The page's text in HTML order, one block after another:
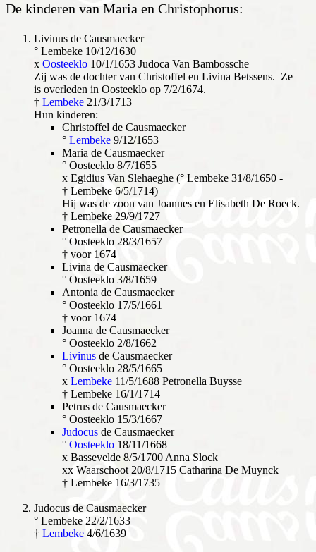
De kinderen van Maria en Christophorus:
Livinus de Causmaecker
° Lembeke 10/12/1630
x Oosteeklo 10/1/1653 Judoca Van Bambossche
Zij was de dochter van Christoffel en Livina Betssens. Ze
is overleden in Oosteeklo op 7/2/1674.
† Lembeke 21/3/1713
Hun kinderen:
Christoffel de Causmaecker
° Lembeke 9/12/1653
Maria de Causmaecker
° Oosteeklo 8/7/1655
x Egidius Van Slehaeghe (° Lembeke 31/8/1650 -
† Lembeke 6/5/1714)
Hij was de zoon van Joannes en Elisabeth De Roeck.
† Lembeke 29/9/1727
Petronella de Causmaecker
° Oosteeklo 28/3/1657
† voor 1674
Livina de Causmaecker
° Oosteeklo 3/8/1659
Antonia de Causmaecker
° Oosteeklo 17/5/1661
† voor 1674
Joanna de Causmaecker
° Oosteeklo 2/8/1662
Livinus de Causmaecker
° Oosteeklo 28/5/1665
x Lembeke 11/5/1688 Petronella Buysse
† Lembeke 16/1/1714
Petrus de Causmaecker
° Oosteeklo 15/3/1667
Judocus de Causmaecker
° Oosteeklo 18/11/1668
x Bassevelde 8/5/1700 Anna Slock
xx Waarschoot 20/8/1715 Catharina De Muynck
† Lembeke 16/3/1735
Judocus de Causmaecker
° Lembeke 22/2/1633
† Lembeke 4/6/1639